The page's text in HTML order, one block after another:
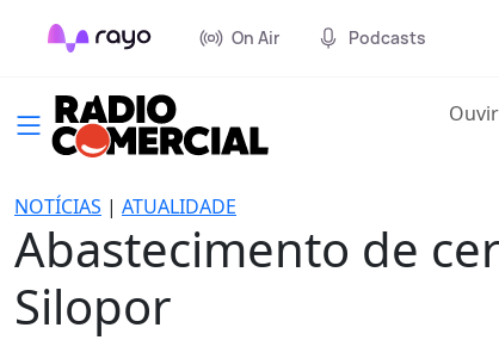
On Air Podcasts
Ouvir
NOTÍCIAS | ATUALIDADE
Abastecimento de
Silopor